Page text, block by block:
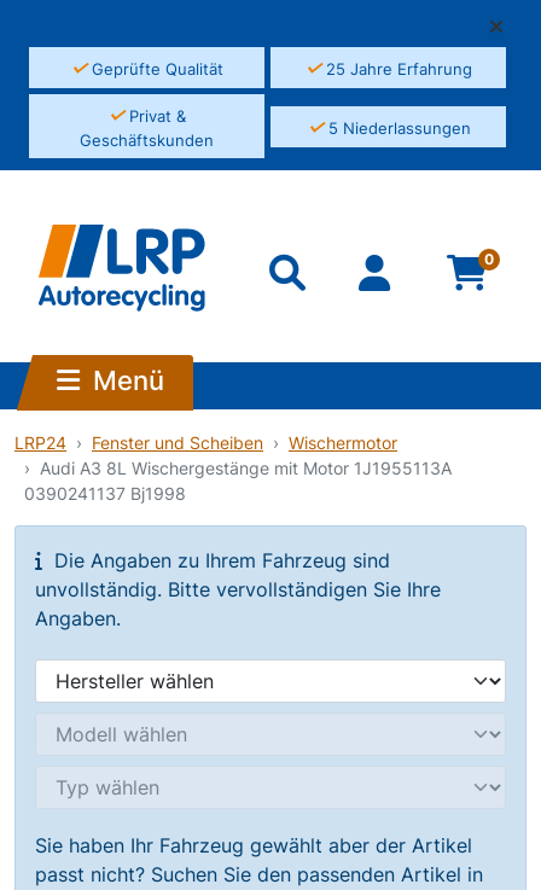
✓Geprüfte Qualität ✓25 Jahre Erfahrung
✓Privat &
Geschäftskunden
✓5 Niederlassungen
0
Menü
LRP24 Fenster und Scheiben
Wischermotor
Audi A3 8L Wischergestänge mit Motor 1J1955113A
0390241137 Bj1998
Die Angaben zu Ihrem Fahrzeug sind
unvollständig. Bitte vervollständigen Sie Ihre
Angaben.
Sie haben Ihr Fahrzeug gewählt aber der Artikel
passt nicht? Suchen Sie den passenden Artikel in